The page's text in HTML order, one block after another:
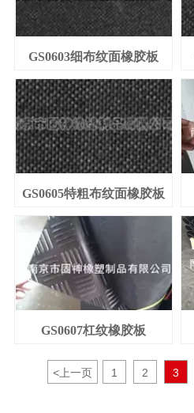
GS0603细布纹面橡胶板
GS0605特粗布纹面橡胶板
GS0607杠纹橡胶板
<上一页 1 2 3